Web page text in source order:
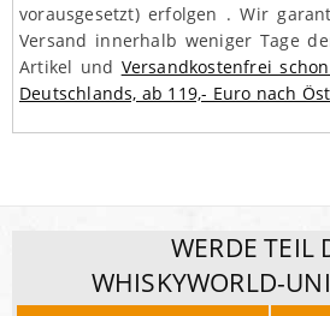
vorausgesetzt) erfolgen . Wir
Versand innerhalb weniger Tage
Artikel und Versandkostenfrei
Deutschlands, ab 119,- Euro nach
WERDE TEIL
WHISKYWORLD-